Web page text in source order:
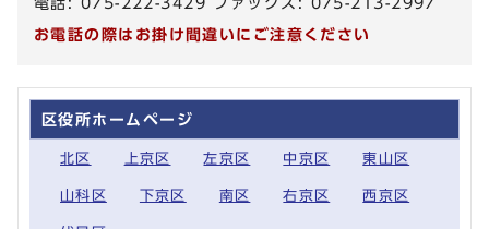
お電話の際はお掛け間違いにご注意ください
区役所ホームページ
北区 上京区 左京区 中京区 東山区
山科区 下京区 南区 右京区 西京区